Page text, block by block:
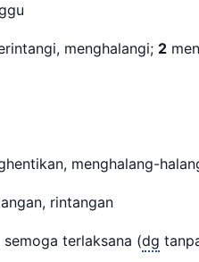
menghalangi; 2
menghalang-
rintangan
semoga terlaksana (dg